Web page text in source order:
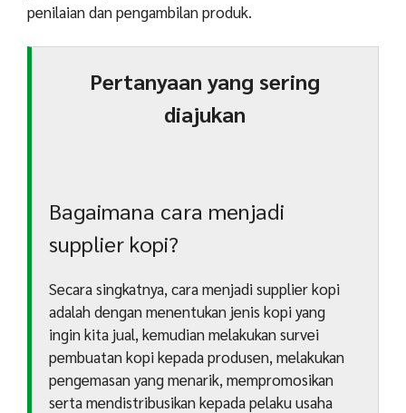
penilaian dan pengambilan produk.
Pertanyaan yang sering
diajukan
Bagaimana cara menjadi
supplier kopi?
Secara singkatnya, cara menjadi supplier kopi
adalah dengan menentukan jenis kopi yang
ingin kita jual, kemudian melakukan survei
pembuatan kopi kepada produsen, melakukan
pengemasan yang menarik, mempromosikan
serta mendistribusikan kepada pelaku usaha